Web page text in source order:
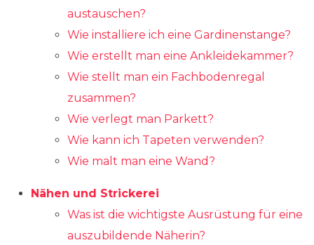
austauschen?
Wie installiere ich eine Gardinenstange?
Wie erstellt man eine Ankleidekammer?
Wie stellt man ein Fachbodenregal
zusammen?
Wie verlegt man Parkett?
Wie kann ich Tapeten verwenden?
Wie malt man eine Wand?
Nähen und Strickerei
Was ist die wichtigste Ausrüstung für eine
auszubildende Näherin?